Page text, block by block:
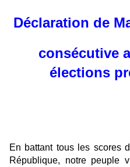
Déclaration de
consécutive
élections
En battant tous les scores
République, notre peuple